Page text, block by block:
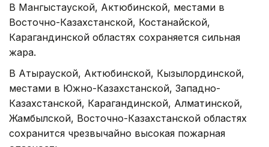
В Мангыстауской, Актюбинской, местами в
Восточно-Казахстанской, Костанайской,
Карагандинской областях сохраняется сильная
жара.
В Атырауской, Актюбинской, Кызылординской,
местами в Южно-Казахстанской, Западно-
Казахстанской, Карагандинской, Алматинской,
Жамбылской, Восточно-Казахстанской областях
сохранится чрезвычайно высокая пожарная